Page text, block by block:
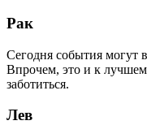
Рак
Сегодня события могут
Впрочем, это и к
заботиться.
Лев